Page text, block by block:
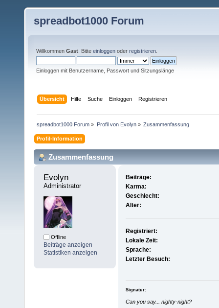
spreadbot1000 Forum
Willkommen Gast . Bitte einloggen oder registrieren
Einloggen mit Benutzername, Passwort und Sitzungslänge
Übersicht Hilfe Suche Einloggen Registrieren
spreadbot1000 Forum » Profil von Evolyn» Zusammenfassung
Profil-Information
Zusammenfassung
Evolyn
Administrator
Offline
Beiträge anzeigen
Statistiken anzeigen
Beiträge:
Karma:
Geschlecht:
Alter:
Registriert:
Lokale Zeit:
Sprache:
Letzter Besuch:
Signatur:
Can you say... nighty-night?